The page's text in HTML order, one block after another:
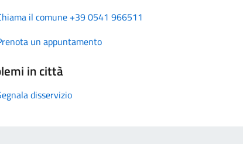
il comune +39 0541 966511
un appuntamento
in città
disservizio